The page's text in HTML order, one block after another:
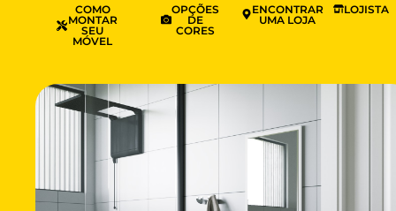
COMO
MONTAR
SEU
MÓVEL
OPÇÕES
DE
CORES
ENCONTRAR
UMA LOJA
LOJISTA